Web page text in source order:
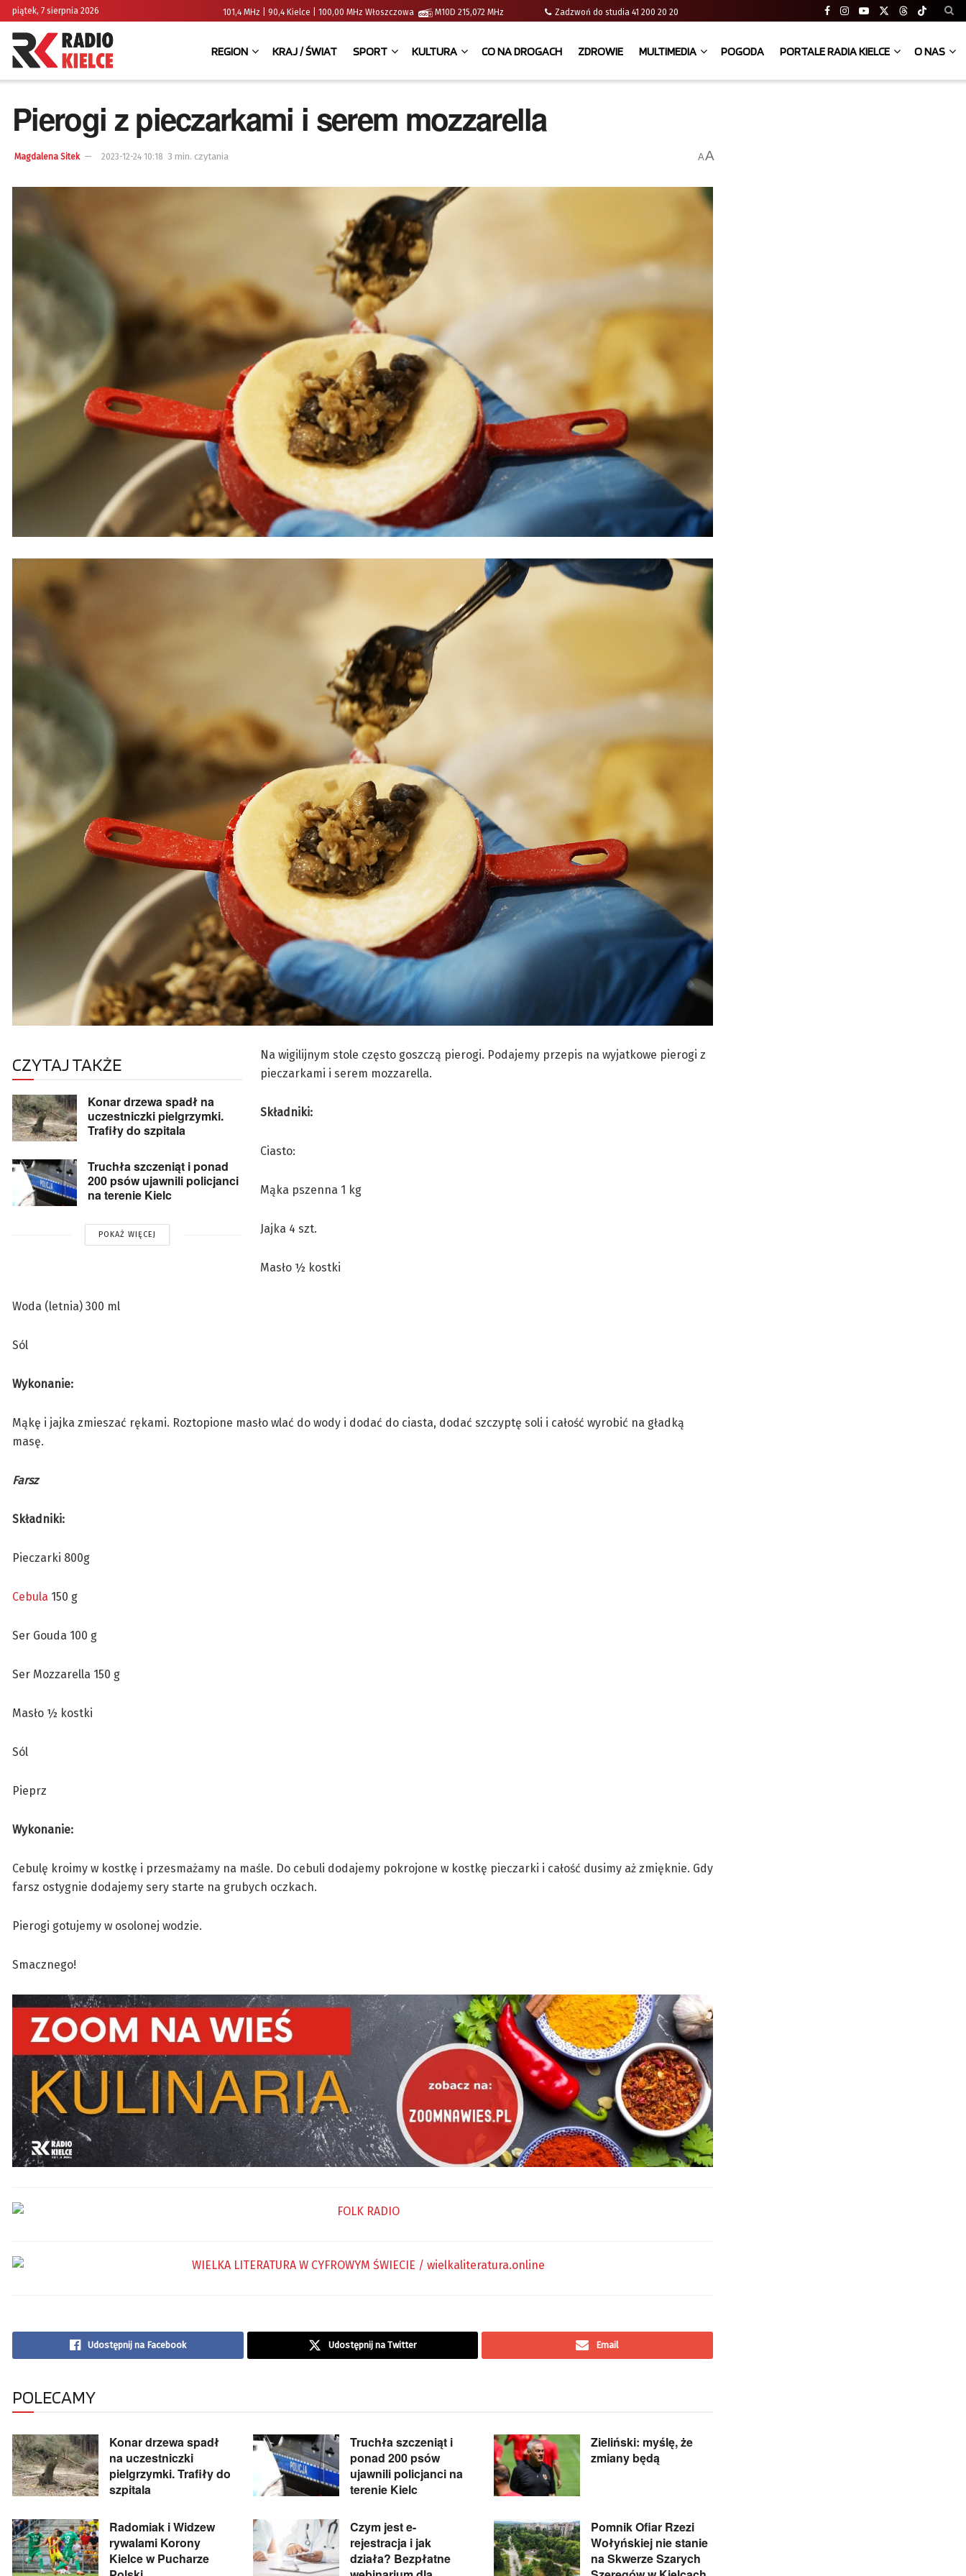
piątek, 7 sierpnia 2026 101,4 MHz | 90,4 Kielce | 100,00 MHz Włoszczowa M10D 215,072 MHz Zadzwoń do studia 41 200 20 20
REGION KRAJ / ŚWIAT SPORT KULTURA CO NA DROGACH ZDROWIE MULTIMEDIA POGODA PORTALE RADIA KIELCE O NAS
Pierogi z pieczarkami i serem mozzarella
Magdalena Sitek 2023-12-24 10:18 3 min. czytania AA
CZYTAJ TAKŻE
Konar drzewa spadł na
uczestniczki pielgrzymki.
Trafiły do szpitala
Truchła szczeniąt i ponad
200 psów ujawnili policjanci
na terenie Kielc
POKAŻ WIĘCEJ
Na wigilijnym stole często goszczą pierogi. Podajemy przepis na wyjatkowe pierogi z
pieczarkami i serem mozzarella.
Składniki:
Ciasto:
Mąka pszenna 1 kg
Jajka 4 szt.
Masło ½ kostki
Woda (letnia) 300 ml
Sól
Wykonanie:
Mąkę i jajka zmieszać rękami. Roztopione masło wlać do wody i dodać do ciasta, dodać szczyptę soli i całość wyrobić na gładką
masę.
Farsz
Składniki:
Pieczarki 800g
Cebula 150 g
Ser Gouda 100 g
Ser Mozzarella 150 g
Masło ½ kostki
Sól
Pieprz
Wykonanie:
Cebulę kroimy w kostkę i przesmażamy na maśle. Do cebuli dodajemy pokrojone w kostkę pieczarki i całość dusimy aż zmięknie. Gdy
farsz ostygnie dodajemy sery starte na grubych oczkach.
Pierogi gotujemy w osolonej wodzie.
Smacznego!
Udostępnij na Facebook Udostępnij na Twitter Email
POLECAMY
Konar drzewa spadł
na uczestniczki
pielgrzymki. Trafiły do
szpitala
Truchła szczeniąt i
ponad 200 psów
ujawnili policjanci na
terenie Kielc
Zieliński: myślę, że
zmiany będą
Radomiak i Widzew
rywalami Korony
Kielce w Pucharze
Czym jest e-
rejestracja i jak
działa? Bezpłatne
Pomnik Ofiar Rzezi
Wołyńskiej nie stanie
na Skwerze Szarych